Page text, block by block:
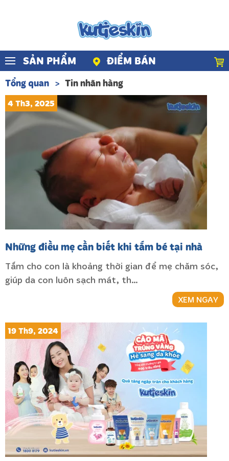
Skip to main content
SẢN PHẨM ĐIỂM BÁN
Tổng quan Tin nhãn hàng
Những điều mẹ cần biết khi tắm bé tại nhà
4 Th3, 2025
Tắm cho con là khoảng thời gian để mẹ chăm sóc,
giúp da con luôn sạch mát, th…
XEM NGAY
19 Th9, 2024